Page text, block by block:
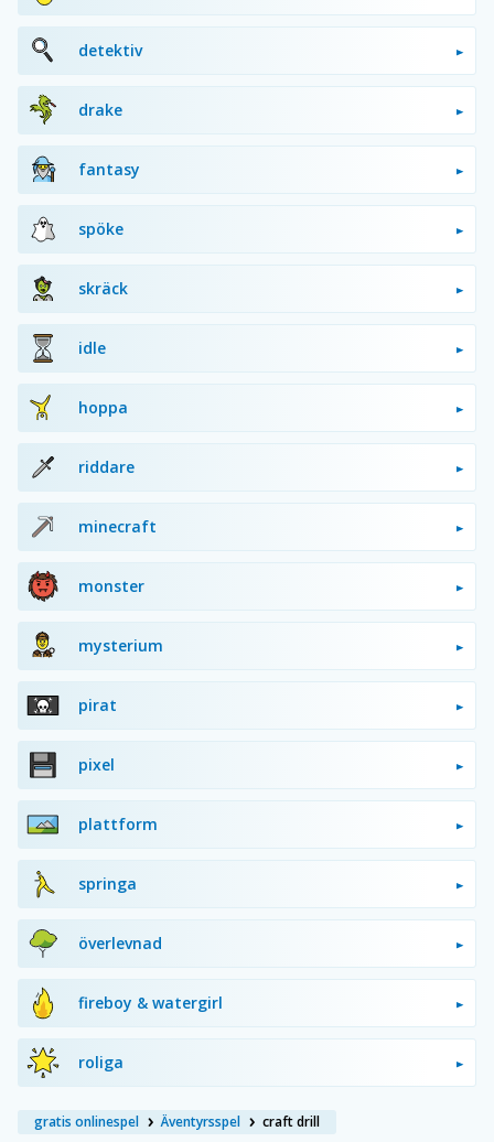
detektiv
drake
fantasy
spöke
skräck
idle
hoppa
riddare
minecraft
monster
mysterium
pirat
pixel
plattform
springa
överlevnad
fireboy & watergirl
roliga
gratis onlinespel Äventyrsspel craft drill